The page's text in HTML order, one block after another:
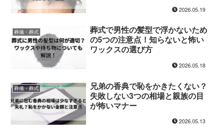
2026.05.19
葬儀・葬式
葬式で男性の髪型で浮かないため
の5つの注意点！知らないと怖い
ワックスの選び方
2026.05.18
葬儀・葬式
兄弟の香典で恥をかきたくない？
失敗しない3つの相場と親族の目
が怖いマナー
2026.05.13